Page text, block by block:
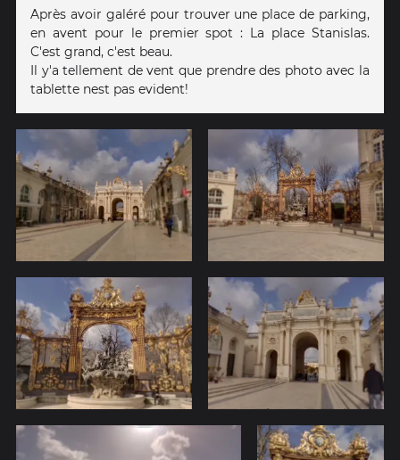
Après avoir galéré pour trouver une place de parking,
en avent pour le premier spot : La place Stanislas.
C'est grand, c'est beau.
Il y'a tellement de vent que prendre des photo avec la
tablette nest pas evident!